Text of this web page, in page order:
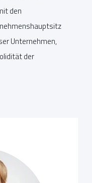
den
Unternehmen,
der